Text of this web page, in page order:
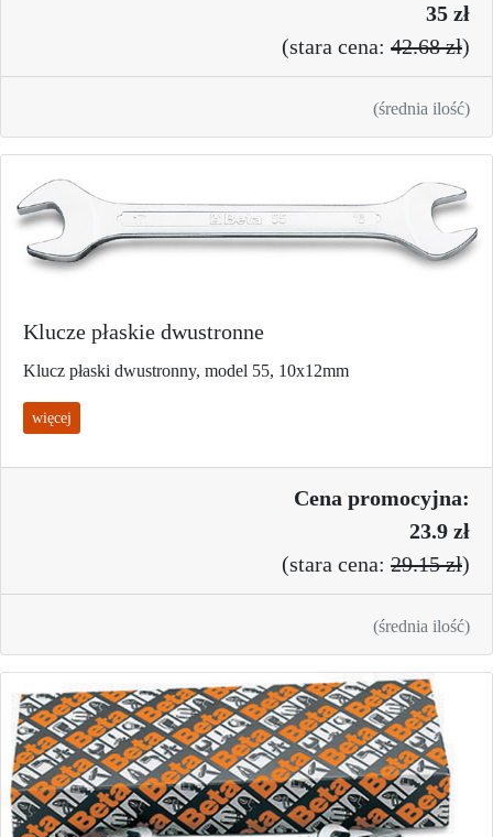
35 zł
(stara cena: 42.68 zł)
(średnia ilość)
Klucze płaskie dwustronne
Klucz płaski dwustronny, model 55, 10x12mm
więcej
Cena promocyjna:
23.9 zł
(stara cena: 29.15 zł)
(średnia ilość)